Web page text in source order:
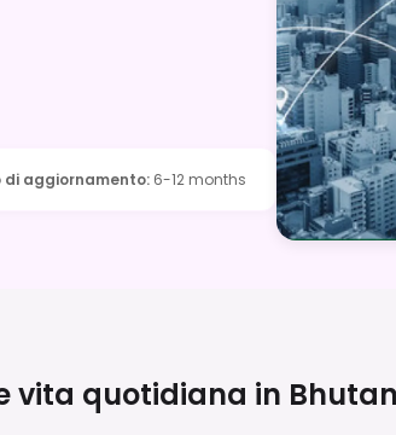
di aggiornamento: 6-12 months
vita quotidiana in Bhutan